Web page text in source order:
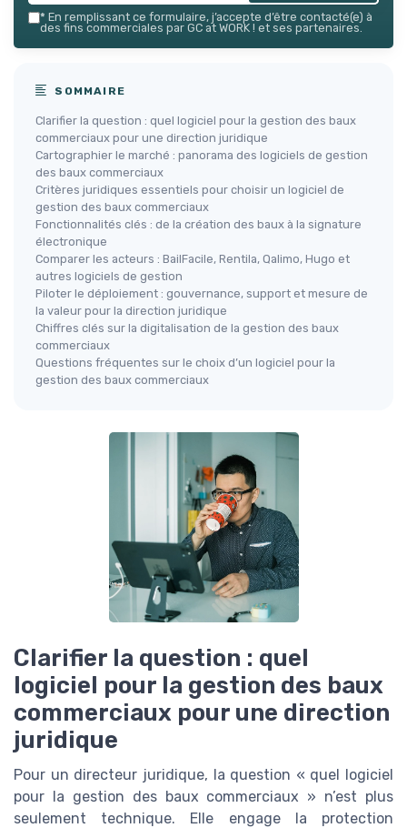
* En remplissant ce formulaire, j’accepte d’être contacté(e) à
des fins commerciales par GC at WORK ! et ses partenaires.
SOMMAIRE
Clarifier la question : quel logiciel pour la gestion des baux
commerciaux pour une direction juridique
Cartographier le marché : panorama des logiciels de gestion
des baux commerciaux
Critères juridiques essentiels pour choisir un logiciel de
gestion des baux commerciaux
Fonctionnalités clés : de la création des baux à la signature
électronique
Comparer les acteurs : BailFacile, Rentila, Qalimo, Hugo et
autres logiciels de gestion
Piloter le déploiement : gouvernance, support et mesure de
la valeur pour la direction juridique
Chiffres clés sur la digitalisation de la gestion des baux
commerciaux
Questions fréquentes sur le choix d’un logiciel pour la
gestion des baux commerciaux
Clarifier la question : quel
logiciel pour la gestion des baux
commerciaux pour une direction
juridique
Pour un directeur juridique, la question « quel logiciel
pour la gestion des baux commerciaux » n’est plus
seulement technique. Elle engage la protection